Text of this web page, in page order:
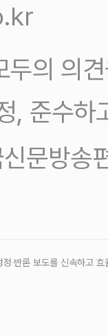
두의 의
, 준수하
문방송
‧반론 보도를 신속하고